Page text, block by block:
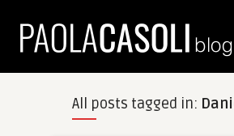
All posts tagged in: